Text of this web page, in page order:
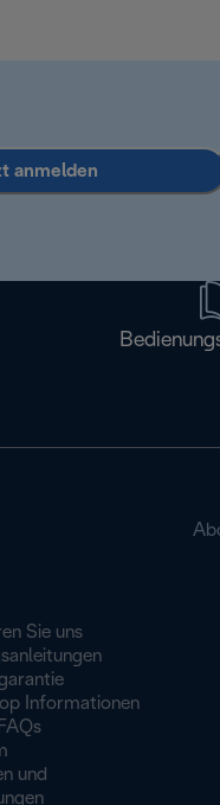
anmelden
Sie uns
Informationen
und